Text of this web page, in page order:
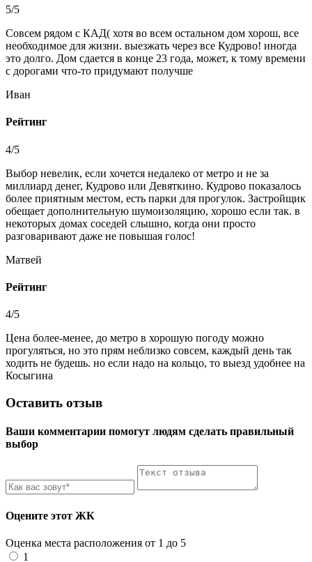
5/5
Совсем рядом с КАД( хотя во всем остальном дом хорош, все
необходимое для жизни. выезжать через все Кудрово! иногда
это долго. Дом сдается в конце 23 года, может, к тому времени
с дорогами что-то придумают получше
Иван
Рейтинг
4/5
Выбор невелик, если хочется недалеко от метро и не за
миллиард денег, Кудрово или Девяткино. Кудрово показалось
более приятным местом, есть парки для прогулок. Застройщик
обещает дополнительную шумоизоляцию, хорошо если так. в
некоторых домах соседей слышно, когда они просто
разговаривают даже не повышая голос!
Матвей
Рейтинг
4/5
Цена более-менее, до метро в хорошую погоду можно
прогуляться, но это прям неблизко совсем, каждый день так
ходить не будешь. но если надо на кольцо, то выезд удобнее на
Косыгина
Оставить отзыв
Ваши комментарии помогут людям сделать правильный
выбор
Оцените этот ЖК
Оценка места расположения от 1 до 5
1